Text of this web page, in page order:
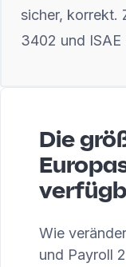
sicher, korrekt.
3402 und ISAE
Die
Wie
und Payroll